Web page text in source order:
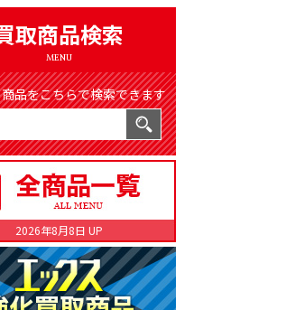
取商品検索
MENU
品をこちらで検索できます
2026年8月8日 UP